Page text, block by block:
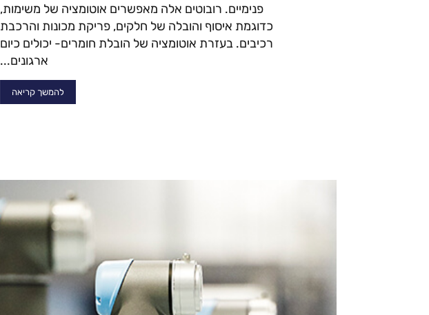
פנימיים. רובוטים אלה מאפשרים אוטומציה של משימות,
כדוגמת איסוף והובלה של חלקים, פריקת מכונות והרכבת
רכיבים. בעזרת אוטומציה של הובלת חומרים- יכולים כיום
ארגונים...
להמשך קריאה